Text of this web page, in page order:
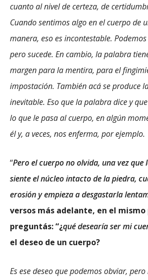
cuanto al nivel de certeza, de
Cuando sentimos algo en el cuerpo de
manera, eso es incontestable.
pero sucede. En cambio, la palabra
margen para la mentira, para el
impostación. También acá se produce
inevitable. Eso que la palabra dice y
lo que le pasa al cuerpo, en algún
él y, a veces, nos enferma, por ejemplo.
“Pero el cuerpo no olvida, una vez que
siente el núcleo intacto de la piedra,
erosión y empieza a desgastarla
versos más adelante, en el
preguntás: “¿qué desearía ser mi
el deseo de un cuerpo?
Es ese deseo que podemos obviar,